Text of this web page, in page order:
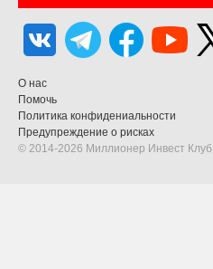
О нас
Помочь
Политика конфидениальности
Предупреждение о рисках
© 2014-2026 Миллионер Инвест Клуб